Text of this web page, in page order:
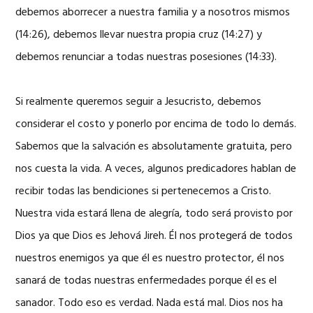
debemos aborrecer a nuestra familia y a nosotros mismos
(14:26), debemos llevar nuestra propia cruz (14:27) y
debemos renunciar a todas nuestras posesiones (14:33).
Si realmente queremos seguir a Jesucristo, debemos
considerar el costo y ponerlo por encima de todo lo demás.
Sabemos que la salvación es absolutamente gratuita, pero
nos cuesta la vida. A veces, algunos predicadores hablan de
recibir todas las bendiciones si pertenecemos a Cristo.
Nuestra vida estará llena de alegría, todo será provisto por
Dios ya que Dios es Jehová Jireh. Él nos protegerá de todos
nuestros enemigos ya que él es nuestro protector, él nos
sanará de todas nuestras enfermedades porque él es el
sanador. Todo eso es verdad. Nada está mal. Dios nos ha